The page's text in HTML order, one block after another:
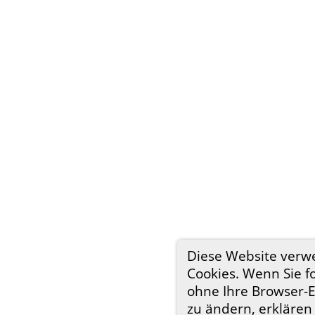
Diese Website
Cookies. Wenn Sie
ohne Ihre Browser-
zu ändern, erklären